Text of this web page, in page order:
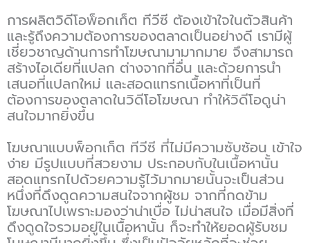
การผลิตวิดีโอพ็อกเก็ต ทีวีซี ต้องเข้าใจในตัวสินค้า
และรู้ถึงความต้องการของตลาดเป็นอย่างดี เรามีผู้
เชี่ยวชาญด้านการทำโฆษณามามากมาย จึงสามารถ
สร้างไอเดียที่แปลก ต่างจากที่อื่น และด้วยการนำ
เสนอที่แปลกใหม่ และสอดแทรกเนื้อหาที่เป็นที่
ต้องการของตลาดในวิดีโอโฆษณา ทำให้วิดีโอดูน่า
สนใจมากยิ่งขึ้น
โฆษณาแบบพ็อกเก็ต ทีวีซี ที่ไม่มีความซับซ้อน เข้าใจ
ง่าย มีรูปแบบที่สวยงาม ประกอบกับในเนื้อหานั้น
สอดแทรกไปด้วยความรู้ไว้มากมายนั้นจะเป็นส่วน
หนึ่งที่ดึงดูดความสนใจจากผู้ชม จากที่กดข้าม
โฆษณาไปเพราะมองว่าน่าเบื่อ ไม่น่าสนใจ เมื่อมีสิ่งที่
ดึงดูดใจรวมอยู่ในเนื้อหานั้น ก็จะทำให้ยอดผู้รับชม